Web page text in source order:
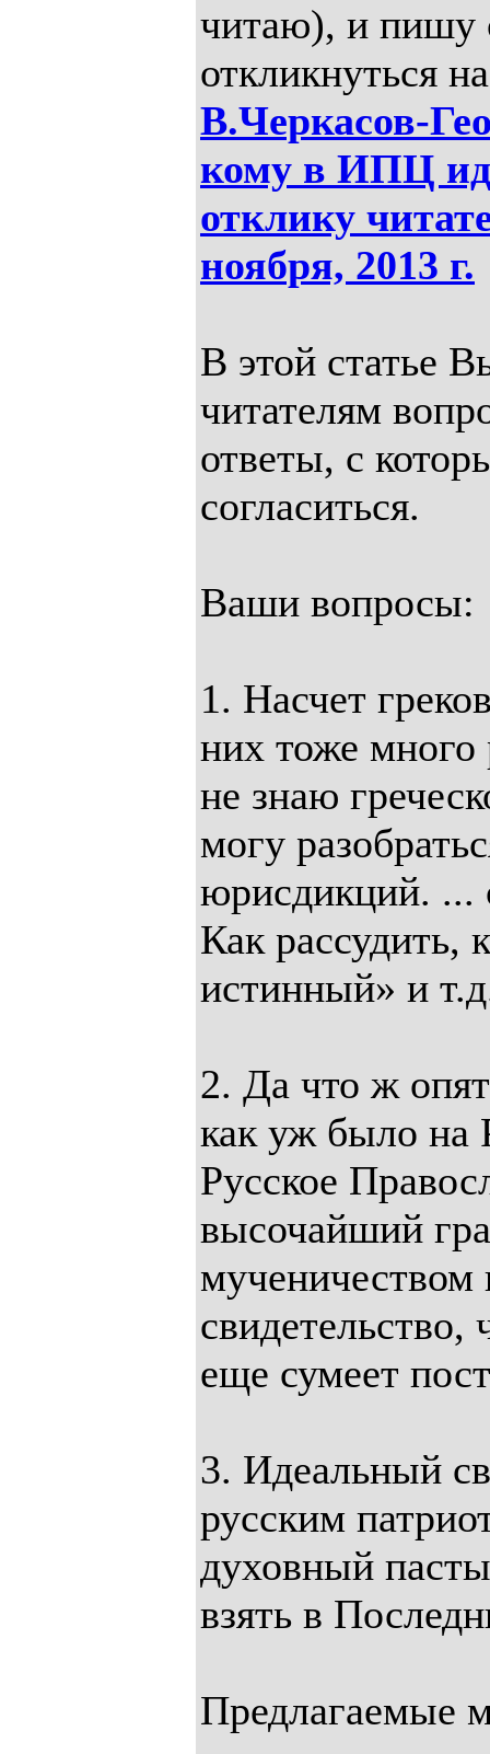
читаю), и пишу
откликнуться
В.Черкасов-
кому в ИПЦ
отклику
ноября, 2013 г.
В этой статье
читателям
ответы, с
согласиться.
Ваши вопросы:
1. Насчет
них тоже много
не знаю
могу
юрисдикций. ...
Как рассудить,
истинный» и
2. Да что ж
как уж было на
Русское
высочайший
еще сумеет
3. Идеальный
русским
духовный
взять в
Предлагаемые